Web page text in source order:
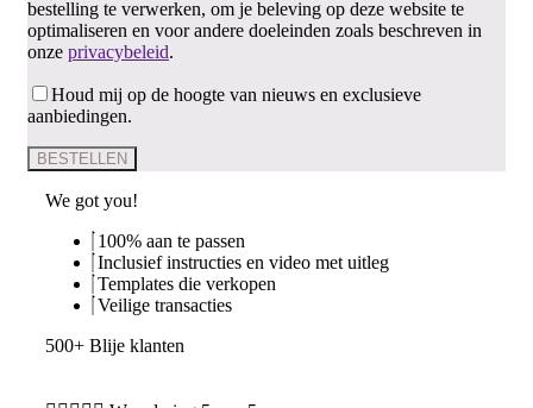
bestelling te verwerken, om je beleving op deze website te
optimaliseren en voor andere doeleinden zoals beschreven in
onze privacybeleid.
Houd mij op de hoogte van nieuws en exclusieve
aanbiedingen.
BESTELLEN
We got you!
100% aan te passen
Inclusief instructies en video met uitleg
Templates die verkopen
Veilige transacties
500+ Blije klanten